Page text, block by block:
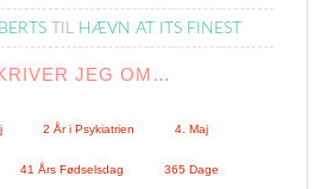
TIL HÆVN AT ITS FINEST
JEG OM…
2 År i Psykiatrien 4. Maj
41 Års Fødselsdag 365 Dage